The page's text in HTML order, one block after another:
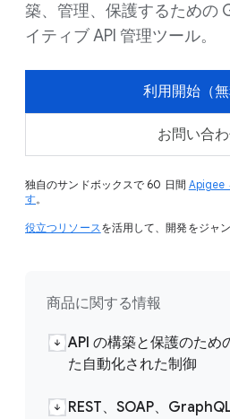
築、管理、保護するための
イティブ API 管理ツール。
利用開始（無
お問い合
独自のサンドボックスで 60 日間 Apigee
す。
役立つリソースを活用して、開発をジャ
商品に関する情報
API の構築と保護のため
た自動化された制御
REST、SOAP、